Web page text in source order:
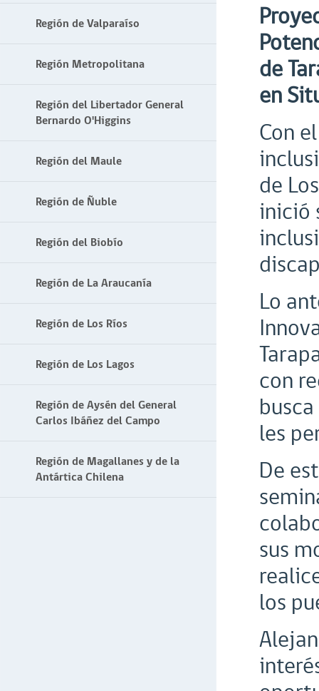
Región de Valparaíso
Región Metropolitana
Región del Libertador General
Bernardo O'Higgins
Región del Maule
Región de Ñuble
Región del Biobío
Región de La Araucanía
Región de Los Ríos
Región de Los Lagos
Región de Aysén del General
Carlos Ibáñez del Campo
Región de Magallanes y de la
Antártica Chilena
de
en
Con
de
inició
Lo
con
les
De
sus
los